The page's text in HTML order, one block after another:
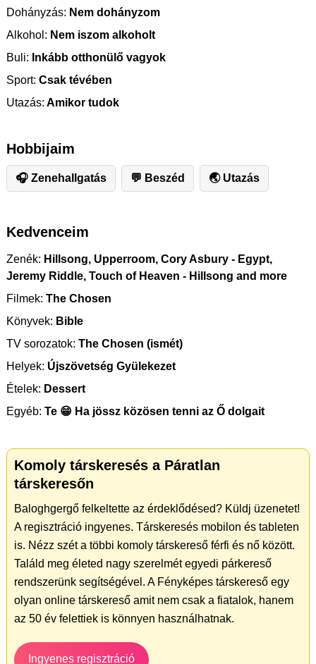
Dohányzás: Nem dohányzom
Alkohol: Nem iszom alkoholt
Buli: Inkább otthonülő vagyok
Sport: Csak tévében
Utazás: Amikor tudok
Hobbijaim
🎧 Zenehallgatás 💬 Beszéd 🌏 Utazás
Kedvenceim
Zenék: Hillsong, Upperroom, Cory Asbury - Egypt,
Jeremy Riddle, Touch of Heaven - Hillsong and more
Filmek: The Chosen
Könyvek: Bible
TV sorozatok: The Chosen (ismét)
Helyek: Újszövetség Gyülekezet
Ételek: Dessert
Egyéb: Te 😁 Ha jössz közösen tenni az Ő dolgait
Komoly társkeresés a Páratlan
társkeresőn
Baloghgergő felkeltette az érdeklődésed? Küldj üzenetet!
A regisztráció ingyenes. Társkeresés mobilon és tableten
is. Nézz szét a többi komoly társkereső férfi és nő között.
Találd meg életed nagy szerelmét egyedi párkereső
rendszerünk segítségével. A Fényképes társkereső egy
olyan online társkereső amit nem csak a fiatalok, hanem
az 50 év felettiek is könnyen használhatnak.
Ingyenes regisztráció